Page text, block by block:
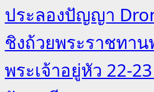
ประลองปัญญา
ชิงถ้วยพระราชทา
พระเจ้าอยู่หัว 22-